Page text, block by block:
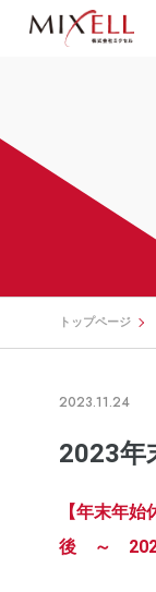
トップページ
2023.11.24
2023年
【年末年
後 ～